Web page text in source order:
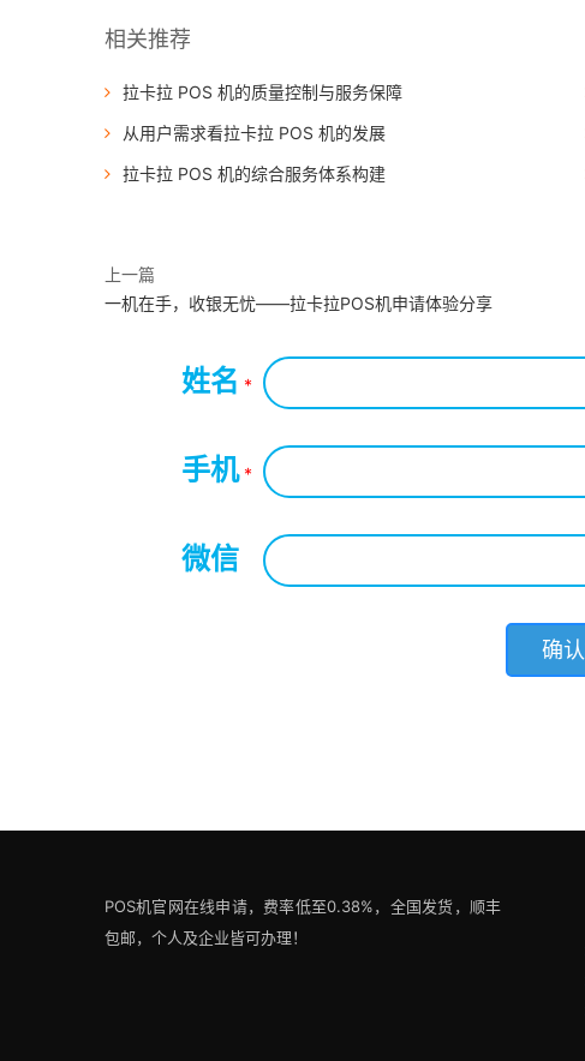
相关推荐
拉卡拉 POS 机的质量控制与服务保障
从用户需求看拉卡拉 POS 机的发展
拉卡拉 POS 机的综合服务体系构建
上一篇
一机在手，收银无忧——拉卡拉POS机申请体验分享
姓名 *
手机*
微信
POS机官网在线申请，费率低至0.38%，全国发货，顺丰
包邮，个人及企业皆可办理！